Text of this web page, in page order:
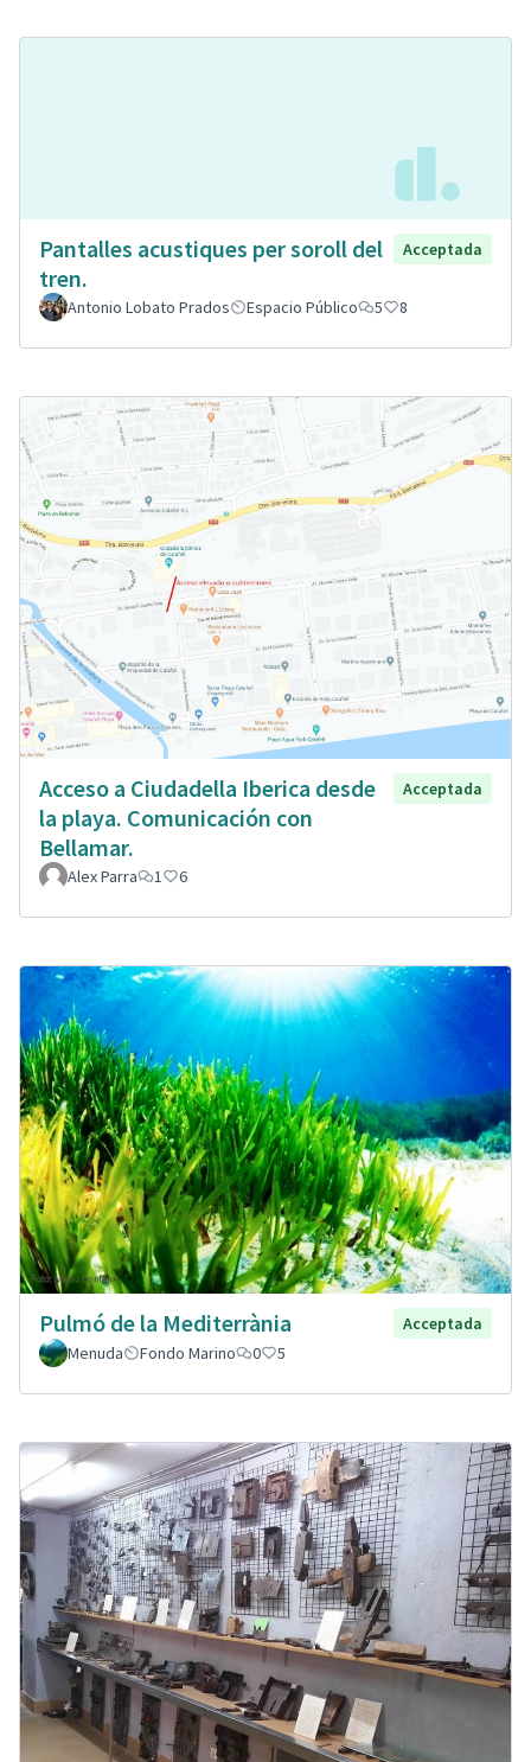
Pantalles acustiques per soroll del
tren.
Acceptada
Antonio Lobato Prados Espacio Público 5 8
Acceso a Ciudadella Iberica desde
la playa. Comunicación con
Bellamar.
Acceptada
Alex Parra 1 6
Pulmó de la Mediterrània
Acceptada
Menuda
Fondo Marino 0 5